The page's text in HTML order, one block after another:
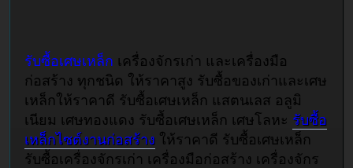
รับซื้อเศษเหล็ก เครื่องจักรเก่า และเครื่องมือ
ก่อสร้าง ทุกชนิด ให้ราคาสูง รับซื้อของเก่าและเศษ
เหล็กให้ราคาดี รับซื้อเศษเหล็ก แสตนเลส อลูมิ
เนียม เศษทองแดง รับซื้อเศษเหล็ก เศษโลหะ รับซื้อ
เหล็กไซต์งานก่อสร้าง ให้ราคาดี รับซื้อเศษเหล็ก
รับซื้อเครื่องจักรเก่า เครื่องมือก่อสร้าง เครื่องจักร